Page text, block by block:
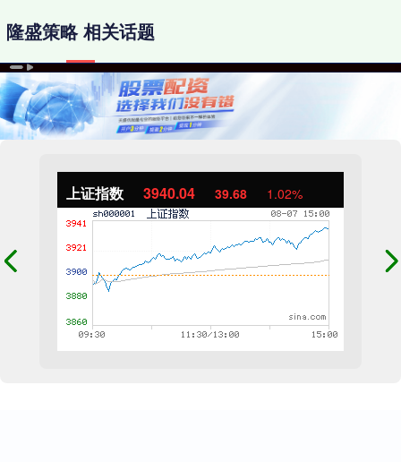
上证指数 3940.04 39.68 1.02%
隆盛策略 相关话题